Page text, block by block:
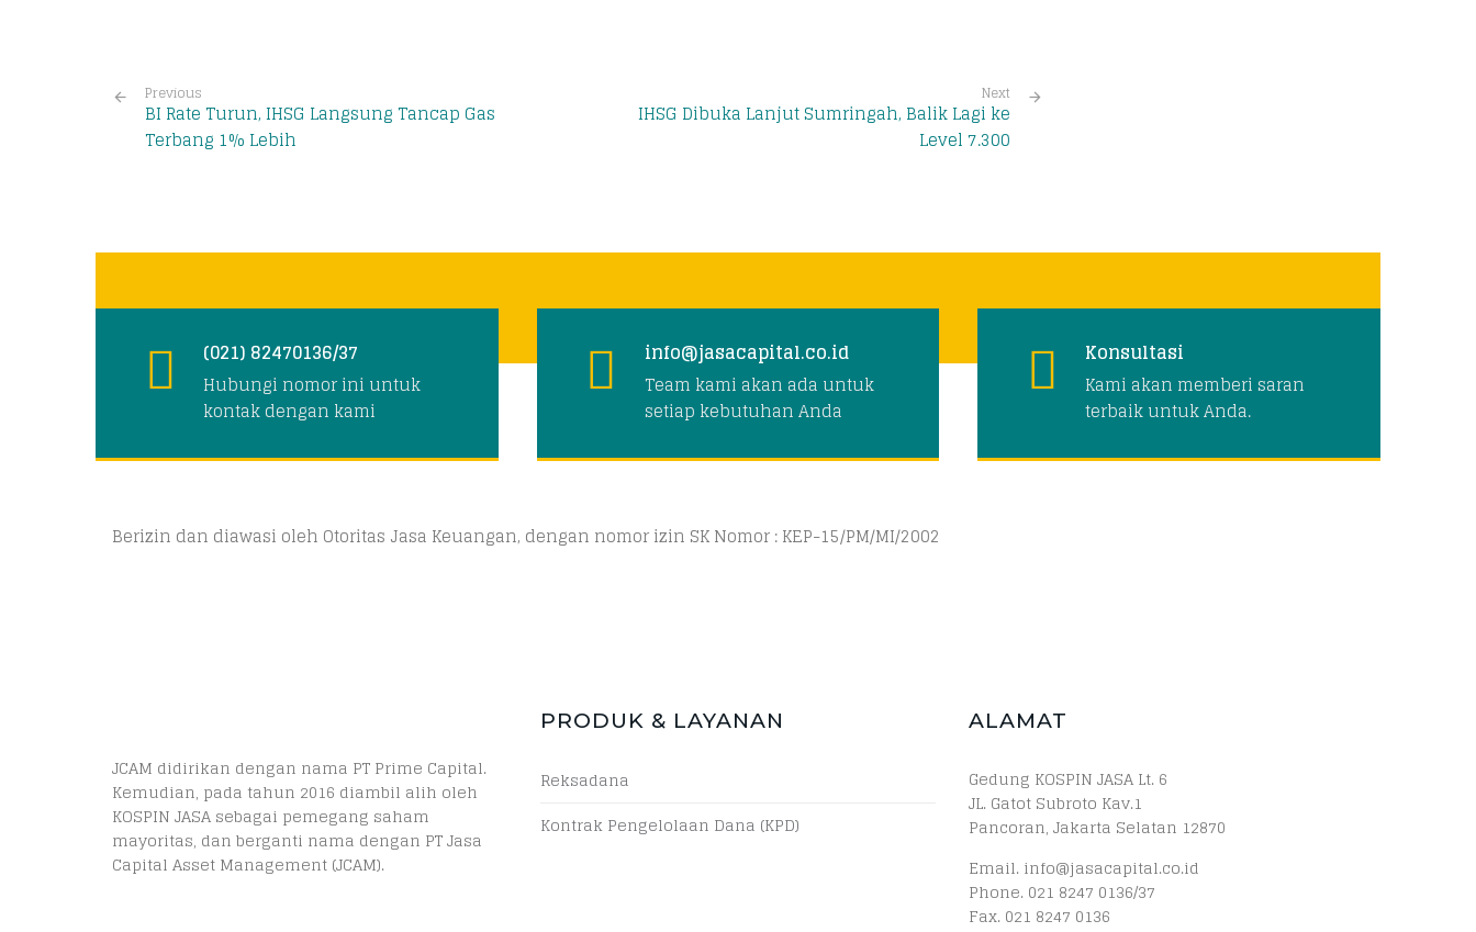
Previous
BI Rate Turun, IHSG Langsung Tancap Gas
Terbang 1% Lebih
Next
IHSG Dibuka Lanjut Sumringah, Balik Lagi ke
Level 7.300
(021) 82470136/37
Hubungi nomor ini untuk
kontak dengan kami
info@jasacapital.co.id
Team kami akan ada untuk
setiap kebutuhan Anda
Konsultasi
Kami akan memberi saran
terbaik untuk Anda.
Berizin dan diawasi oleh Otoritas Jasa Keuangan, dengan nomor izin SK Nomor : KEP-15/PM/MI/2002
JCAM didirikan dengan nama PT Prime Capital.
Kemudian, pada tahun 2016 diambil alih oleh
KOSPIN JASA sebagai pemegang saham
mayoritas, dan berganti nama dengan PT Jasa
Capital Asset Management (JCAM).
PRODUK & LAYANAN
Reksadana
Kontrak Pengelolaan Dana (KPD)
ALAMAT
Gedung KOSPIN JASA Lt. 6
JL. Gatot Subroto Kav.1
Pancoran, Jakarta Selatan 12870
Email. info@jasacapital.co.id
Phone. 021 8247 0136/37
Fax. 021 8247 0136